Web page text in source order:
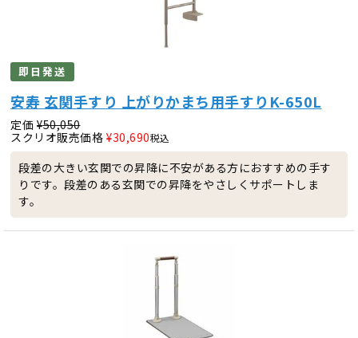
即日発送
安寿 玄関手すり 上がりかまち用手すりK-650L
定価 ¥50,050
スクリオ販売価格 ¥30,690税込
段差の大きい玄関での昇降に不安がある方におすすめの手す
りです。段差のある玄関での昇降をやさしくサポートしま
す。